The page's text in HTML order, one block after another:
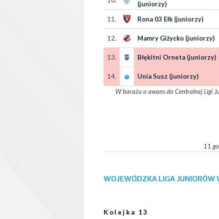
(juniorzy)
11.
Rona 03 Ełk (juniorzy)
12. Mamry Giżycko (juniorzy)
13. Błękitni Orneta (juniorzy)
14.
Unia Susz (juniorzy)
W barażu o awans do Centralnej Ligi
11
WOJEWÓDZKA LIGA
Kolejka 13